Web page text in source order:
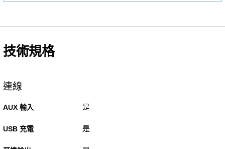
技術規格
連線
AUX 輸入 是
USB 充電 是